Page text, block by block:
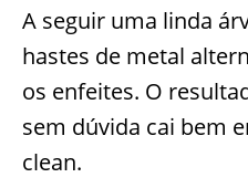
A seguir uma linda
hastes de metal
os enfeites. O
sem dúvida cai bem
clean.